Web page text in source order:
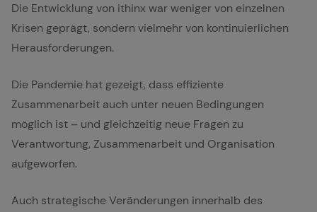
Die Entwicklung von ithinx war weniger von einzelnen
Krisen geprägt, sondern vielmehr von kontinuierlichen
Herausforderungen.
Die Pandemie hat gezeigt, dass effiziente
Zusammenarbeit auch unter neuen Bedingungen
möglich ist – und gleichzeitig neue Fragen zu
Verantwortung, Zusammenarbeit und Organisation
aufgeworfen.
Auch strategische Veränderungen innerhalb des